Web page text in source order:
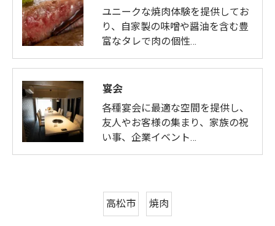
ユニークな焼肉体験を提供してお
り、自家製の味噌や醤油を含む豊
富なタレで肉の個性…
宴会
各種宴会に最適な空間を提供し、
友人やお客様の集まり、家族の祝
い事、企業イベント…
高松市 焼肉